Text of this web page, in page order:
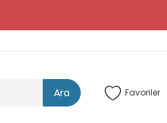
Ara Favoriler